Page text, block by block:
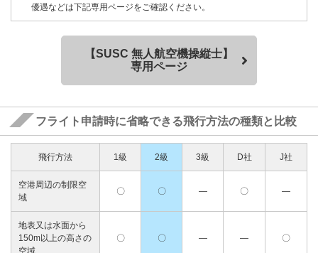
優遇などは下記専用ページをご確認ください。
【SUSC 無人航空機操縦士】
専用ページ
フライト申請時に省略できる飛行方法の種類と比較
飛行方法 1級 2級 3級 D社 J社
空港周辺の制限空
域
〇 〇 ― 〇 ―
地表又は水面から
150m以上の高さの
空域
〇 〇 ― ― 〇